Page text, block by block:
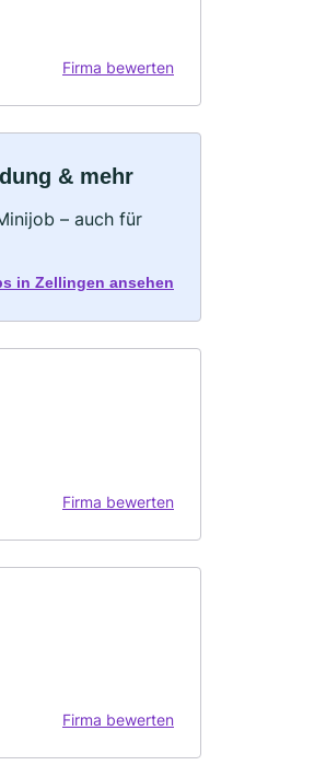
Firma bewerten
& mehr
– auch für
in Zellingen ansehen
Firma bewerten
Firma bewerten